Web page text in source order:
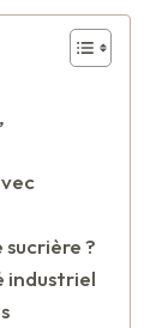
?
industriel